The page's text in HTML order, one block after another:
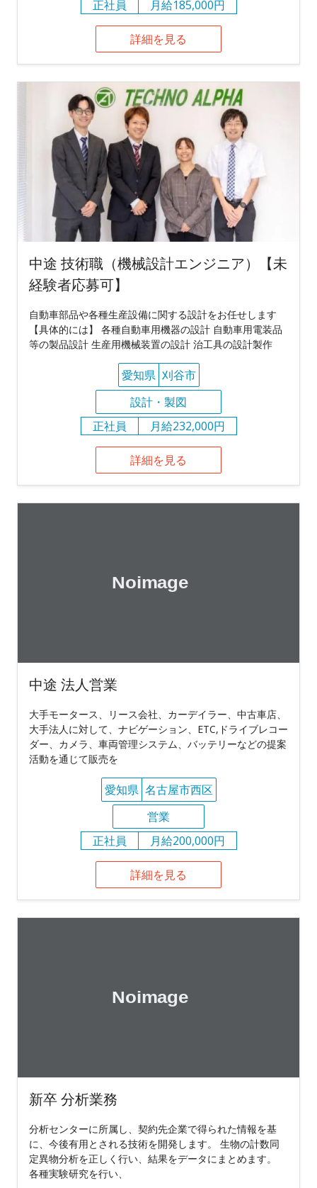
正社員 月給185,000円
詳細を見る
中途 技術職（機械設計エンジニア）【未
経験者応募可】
自動車部品や各種生産設備に関する設計をお任せします
【具体的には】 各種自動車用機器の設計 自動車用電装品
等の製品設計 生産用機械装置の設計 治工具の設計製作
愛知県 刈谷市
設計・製図
正社員
月給232,000円
詳細を見る
中途 法人営業
大手モータース、リース会社、カーデイラー、中古車店、
大手法人に対して、ナビゲーション、ETC,ドライブレコー
ダー、カメラ、車両管理システム、バッテリーなどの提案
活動を通じて販売を
愛知県 名古屋市西区
営業
正社員
月給200,000円
詳細を見る
新卒 分析業務
分析センターに所属し、契約先企業で得られた情報を基
に、今後有用とされる技術を開発します。 生物の計数同
定異物分析を正しく行い、結果をデータにまとめます。
各種実験研究を行い、